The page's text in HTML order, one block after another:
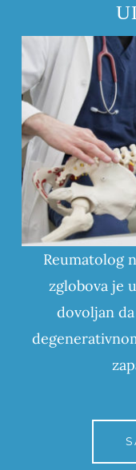
Reumatolog
zglobova je
dovoljan